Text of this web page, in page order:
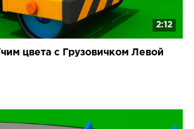
2:12
цвета с Грузовичком Левой